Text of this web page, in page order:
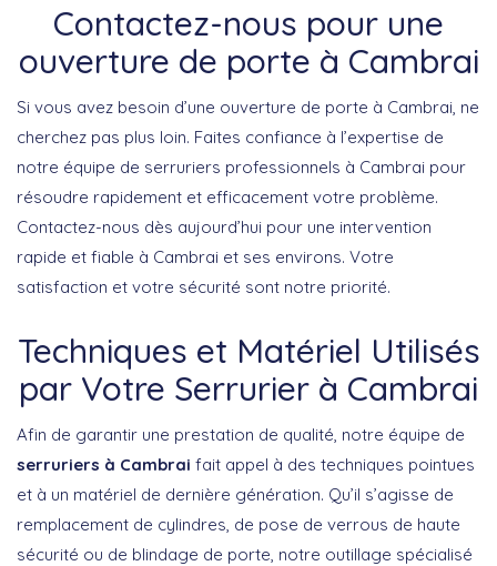
Contactez-nous pour une
ouverture de porte à Cambrai
Si vous avez besoin d’une ouverture de porte à Cambrai, ne
cherchez pas plus loin. Faites confiance à l’expertise de
notre équipe de serruriers professionnels à Cambrai pour
résoudre rapidement et efficacement votre problème.
Contactez-nous dès aujourd’hui pour une intervention
rapide et fiable à Cambrai et ses environs. Votre
satisfaction et votre sécurité sont notre priorité.
Techniques et Matériel Utilisés
par Votre Serrurier à Cambrai
Afin de garantir une prestation de qualité, notre équipe de
serruriers à Cambrai fait appel à des techniques pointues
et à un matériel de dernière génération. Qu’il s’agisse de
remplacement de cylindres, de pose de verrous de haute
sécurité ou de blindage de porte, notre outillage spécialisé